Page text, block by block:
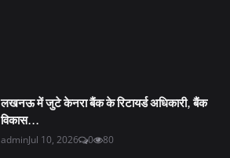
लखनऊ में जुटे केनरा बैंक के रिटायर्ड अधिकारी, बैंक
विकास...
adminJul 10, 2026 0 80